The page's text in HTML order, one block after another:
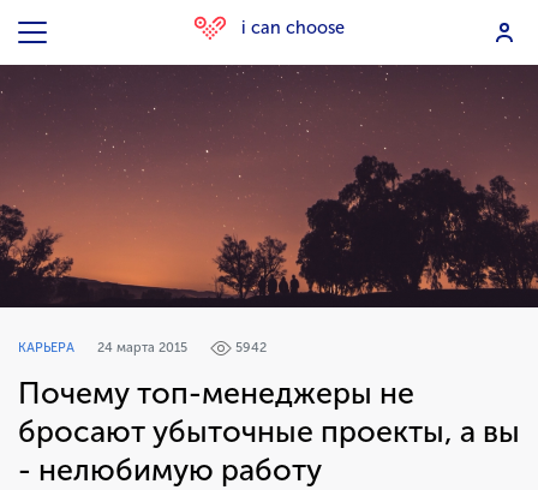
i can choose
КАРЬЕРА 24 марта 2015 5942
Почему топ-менеджеры не
бросают убыточные проекты, а вы
- нелюбимую работу